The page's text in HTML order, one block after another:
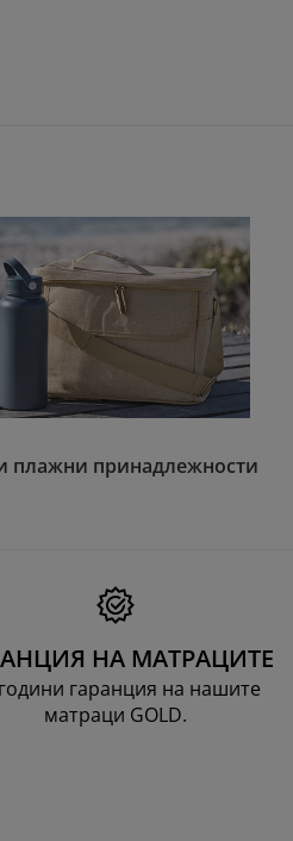
плажни принадлежности
НА МАТРАЦИТЕ
гаранция на нашите
матраци GOLD.